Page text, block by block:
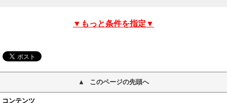
▼もっと条件を指定▼
このページの先頭へ
コンテンツ